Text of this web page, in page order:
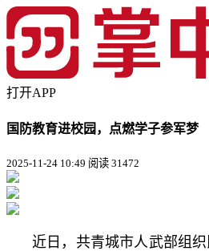
打开APP
国防教育进校园，点燃学子参军梦
2025-11-24 10:49 阅读 31472
近日，共青城市人武部组